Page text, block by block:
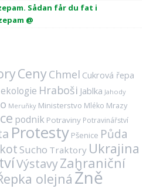
Sådan får du fat i
@
CenyChmel Cukrová řepa
ekologie Hraboši Jablka Jahody
Meruňky Ministerstvo Mléko Mrazy
podnik Potraviny Potravinářství
Protesty Pšenice Půda
Sucho Traktory Ukrajina
VýstavyZahraniční
olejná Žně